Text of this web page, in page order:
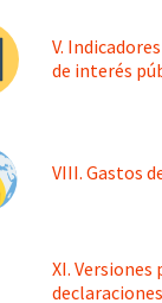
V.
de interés
VIII. Gastos
XI. Versiones